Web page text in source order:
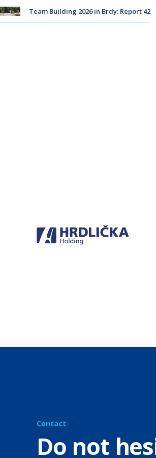
Team Building 2026 in Brdy: Report 42
Contact
Do not